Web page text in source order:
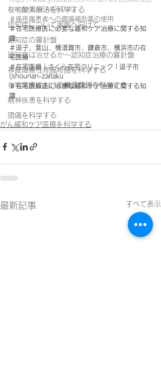
在宅酸素療法を科学する
認知症について家族へ向けて
認知症の羅針盤
認知症は治せるか～認知症治療の羅針盤
神経障害性疼痛疼痛を科学する
在宅医療における褥瘡管理を科学する
精神疾患を科学する
頭痛を科学する
UwsqYXdxEAij9yD4Q
＃癌疼痛患者への鎮痛補助薬の使用
＃在宅医療医に必要な緩和ケア治療に関する知
識
＃逗子、葉山、横須賀市、鎌倉市、横浜市の在
宅医療
＃在宅医療 | さくら在宅クリニック | 逗子市
(shounan-zaitaku
＃在宅医療医に必要な緩和ケア治療に関する知
識
注意して投与
がん緩和ケア医療を科学する
最新記事 すべて表示